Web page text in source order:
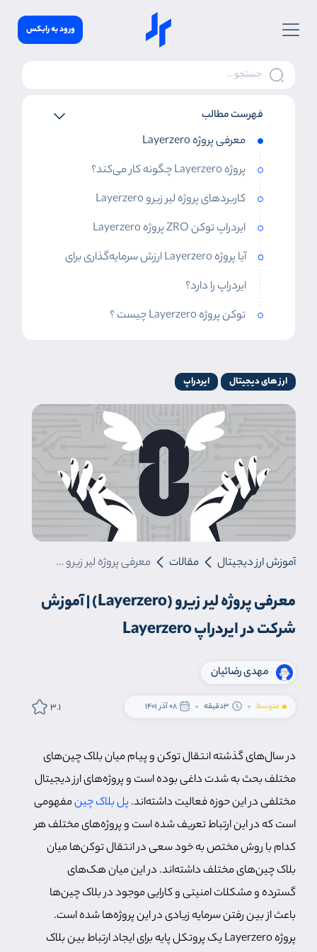
ورود به رابکس
فهرست مطالب
معرفی پروژه Layerzero
پروژه Layerzero چگونه کار می‌کند؟
کاربردهای پروژه لیر زیرو Layerzero
ایردراپ توکن ZRO پروژه Layerzero
آیا پروژه Layerzero ارزش سرمایه‌گذاری برای
ایردراپ را دارد؟
توکن پروژه Layerzero چیست ؟
ارز های دیجیتال ایردراپ
آموزش ارز دیجیتال مقالات معرفی پروژه لیر زیرو (Layerzero) | آموزش شرکت در ایردراپ Layerzero
معرفی پروژه لیر زیرو (Layerzero) | آموزش
شرکت در ایردراپ Layerzero
مهدی رضائیان
متوسط 3دقیقه 08 آذر 1401 3.1
در سال‌های گذشته انتقال توکن و پیام میان بلاک چین‌های
مختلف بحث به شدت داغی بوده است و پروژه‌های ارز دیجیتال
مختلفی در این حوزه فعالیت داشته‌اند. پل بلاک چینمفهومی
است که در این ارتباط تعریف شده است و پروژه‌های مختلف هر
کدام با روش مختص به خود سعی در انتقال توکن‌ها میان
بلاک چین‌های مختلف داشته‌اند. در این میان هک‌های
گسترده و مشکلات امنیتی و کارایی موجود در بلاک چین‌ها
باعث از بین رفتن سرمایه زیادی در این پروژه‌ها شده است.
پروژه Layerzero یک پروتکل پایه برای ایجاد ارتباط بین بلاک